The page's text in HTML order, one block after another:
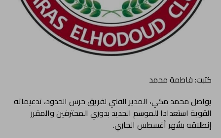
كتبت: فاطمة محمد
يواصل محمد مكي، المدير الفني لفريق حرس الحدود، تدعيماته
القوية استعدادا للموسم الجديد بدوري المحترفين والمقرر
إنطلاقه بشهر أغسطس الجاري.